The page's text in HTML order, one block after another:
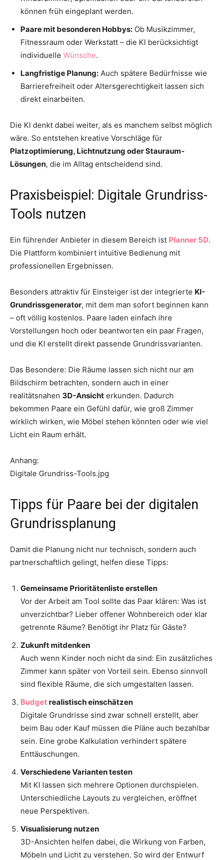
können früh eingeplant werden.
Paare mit besonderen Hobbys: Ob Musikzimmer,
Fitnessraum oder Werkstatt – die KI berücksichtigt
individuelle Wünsche.
Langfristige Planung: Auch spätere Bedürfnisse wie
Barrierefreiheit oder Altersgerechtigkeit lassen sich
direkt einarbeiten.
Die KI denkt dabei weiter, als es manchem selbst möglich
wäre. So entstehen kreative Vorschläge für
Platzoptimierung, Lichtnutzung oder Stauraum-
Lösungen, die im Alltag entscheidend sind.
Praxisbeispiel: Digitale Grundriss-
Tools nutzen
Ein führender Anbieter in diesem Bereich ist Planner 5D.
Die Plattform kombiniert intuitive Bedienung mit
professionellen Ergebnissen.
Besonders attraktiv für Einsteiger ist der integrierte KI-
Grundrissgenerator, mit dem man sofort beginnen kann
– oft völlig kostenlos. Paare laden einfach ihre
Vorstellungen hoch oder beantworten ein paar Fragen,
und die KI erstellt direkt passende Grundrissvarianten.
Das Besondere: Die Räume lassen sich nicht nur am
Bildschirm betrachten, sondern auch in einer
realitätsnahen 3D-Ansicht erkunden. Dadurch
bekommen Paare ein Gefühl dafür, wie groß Zimmer
wirklich wirken, wie Möbel stehen könnten oder wie viel
Licht ein Raum erhält.
Anhang:
Digitale Grundriss-Tools.jpg
Tipps für Paare bei der digitalen
Grundrissplanung
Damit die Planung nicht nur technisch, sondern auch
partnerschaftlich gelingt, helfen diese Tipps:
Gemeinsame Prioritätenliste erstellen
Vor der Arbeit am Tool sollte das Paar klären: Was ist
unverzichtbar? Lieber offener Wohnbereich oder klar
getrennte Räume? Benötigt ihr Platz für Gäste?
Zukunft mitdenken
Auch wenn Kinder noch nicht da sind: Ein zusätzliches
Zimmer kann später von Vorteil sein. Ebenso sinnvoll
sind flexible Räume, die sich umgestalten lassen.
Budgetrealistisch einschätzen
Digitale Grundrisse sind zwar schnell erstellt, aber
beim Bau oder Kauf müssen die Pläne auch bezahlbar
sein. Eine grobe Kalkulation verhindert spätere
Enttäuschungen.
Verschiedene Varianten testen
Mit KI lassen sich mehrere Optionen durchspielen.
Unterschiedliche Layouts zu vergleichen, eröffnet
neue Perspektiven.
Visualisierung nutzen
3D-Ansichten helfen dabei, die Wirkung von Farben,
Möbeln und Licht zu verstehen. So wird der Entwurf